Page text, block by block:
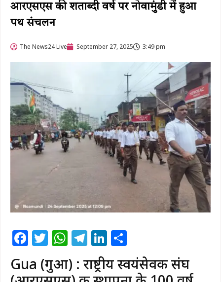
आरएसएस की शताब्दी वर्ष पर नोवामुंडी में हुआ
पथ संचलन
The News24 Live September 27, 2025 3:49 pm
Facebook
Twitter
WhatsApp
Telegram
LinkedIn
Gua (गुआ) : राष्ट्रीय स्वयंसेवक संघ